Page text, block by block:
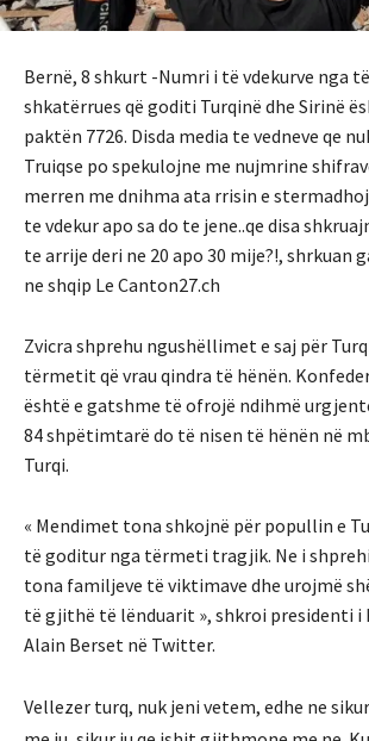
Bernë, 8 shkurt -Numri i të vdekurve nga
shkatërrues që goditi Turqinë dhe Sirinë
paktën 7726. Disda media te vedneve qe
Truiqse po spekulojne me nujmrine
merren me dnihma ata rrisin e
te vdekur apo sa do te jene..qe disa
te arrije deri ne 20 apo 30 mije?!, shrkuan
ne shqip Le Canton27.ch
Zvicra shprehu ngushëllimet e saj për
tërmetit që vrau qindra të hënën.
është e gatshme të ofrojë ndihmë
84 shpëtimtarë do të nisen të hënën në
Turqi.
« Mendimet tona shkojnë për popullin e
të goditur nga tërmeti tragjik. Ne i
tona familjeve të viktimave dhe urojmë
të gjithë të lënduarit », shkroi presidenti i
Alain Berset në Twitter.
Vellezer turq, nuk jeni vetem, edhe ne